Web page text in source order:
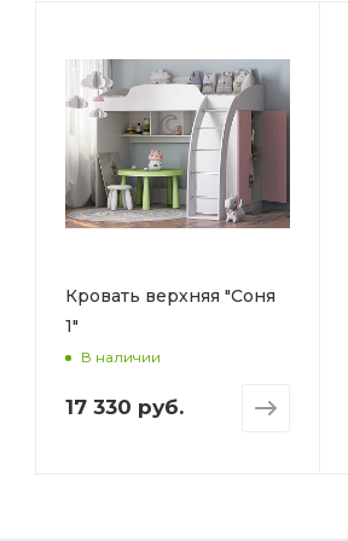
Кровать верхняя "Соня
1"
В наличии
17 330 руб.